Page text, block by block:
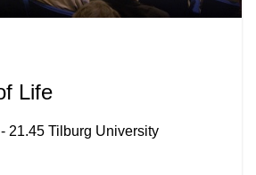
Life
21.45 Tilburg University